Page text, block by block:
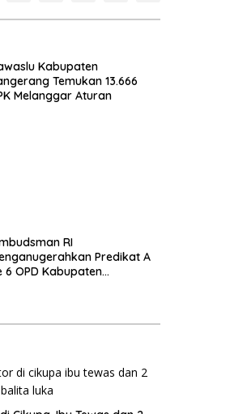
Kabupaten
Temukan 13.666
Melanggar Aturan
RI
Predikat A
6 OPD Kabupaten